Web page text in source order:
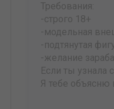
Требования:
-строго 18+
-модельная
-подтянутая
-желание
Если ты узнала
Я тебе объясню